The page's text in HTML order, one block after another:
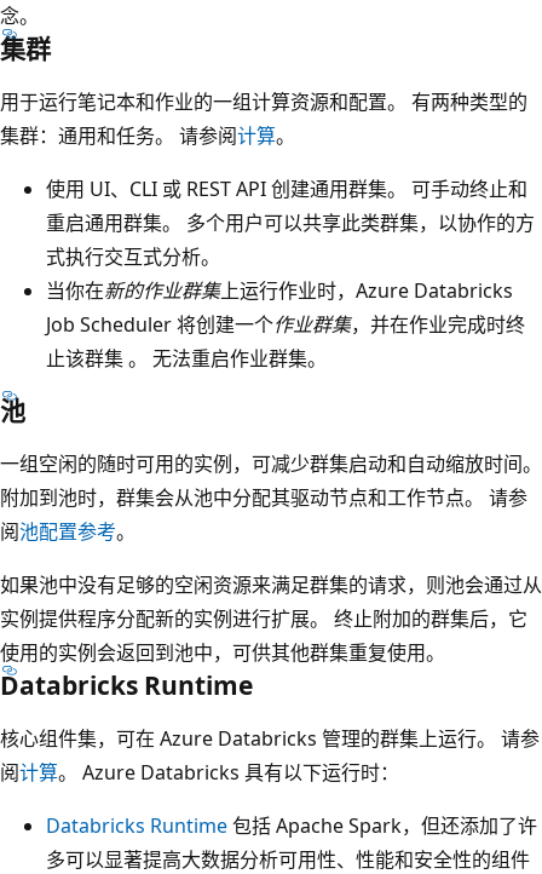
念。
集群
用于运行笔记本和作业的一组计算资源和配置。 有两种类型的
集群：通用和任务。 请参阅计算。
使用 UI、CLI 或 REST API 创建通用群集。 可手动终止和
重启通用群集。 多个用户可以共享此类群集，以协作的方
式执行交互式分析。
当你在新的作业群集上运行作业时，Azure Databricks
Job Scheduler 将创建一个作业群集，并在作业完成时终
止该群集 。 无法重启作业群集。
池
一组空闲的随时可用的实例，可减少群集启动和自动缩放时间。
附加到池时，群集会从池中分配其驱动节点和工作节点。 请参
阅池配置参考。
如果池中没有足够的空闲资源来满足群集的请求，则池会通过从
实例提供程序分配新的实例进行扩展。 终止附加的群集后，它
使用的实例会返回到池中，可供其他群集重复使用。
Databricks Runtime
核心组件集，可在 Azure Databricks 管理的群集上运行。 请参
阅计算。 Azure Databricks 具有以下运行时：
Databricks Runtime包括 Apache Spark，但还添加了许
多可以显著提高大数据分析可用性、性能和安全性的组件